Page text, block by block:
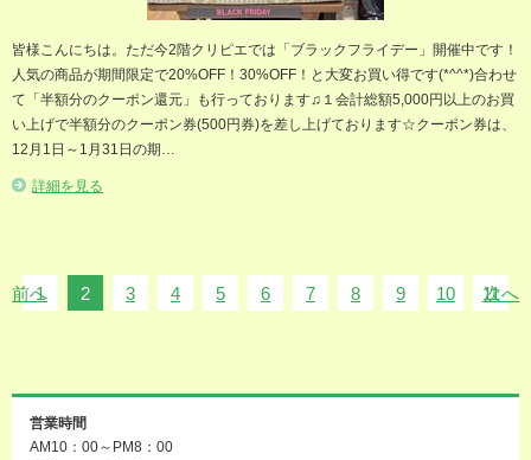
皆様こんにちは。ただ今2階クリピエでは「ブラックフライデー」開催中です！
人気の商品が期間限定で20%OFF！30%OFF！と大変お買い得です(*^^*)合わせ
て「半額分のクーポン還元」も行っております♫１会計総額5,000円以上のお買
い上げで半額分のクーポン券(500円券)を差し上げております☆クーポン券は、
12月1日～1月31日の期…
詳細を見る
前へ
1 2 3 4 5 6 7 8 9 10 11
次へ
営業時間
AM10：00～PM8：00